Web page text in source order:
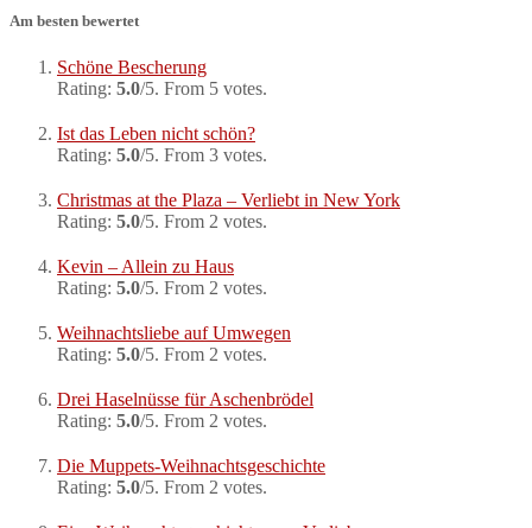
Am besten bewertet
Schöne Bescherung
Rating: 5.0/5. From 5 votes.
Ist das Leben nicht schön?
Rating: 5.0/5. From 3 votes.
Christmas at the Plaza – Verliebt in New York
Rating: 5.0/5. From 2 votes.
Kevin – Allein zu Haus
Rating: 5.0/5. From 2 votes.
Weihnachtsliebe auf Umwegen
Rating: 5.0/5. From 2 votes.
Drei Haselnüsse für Aschenbrödel
Rating: 5.0/5. From 2 votes.
Die Muppets-Weihnachtsgeschichte
Rating: 5.0/5. From 2 votes.